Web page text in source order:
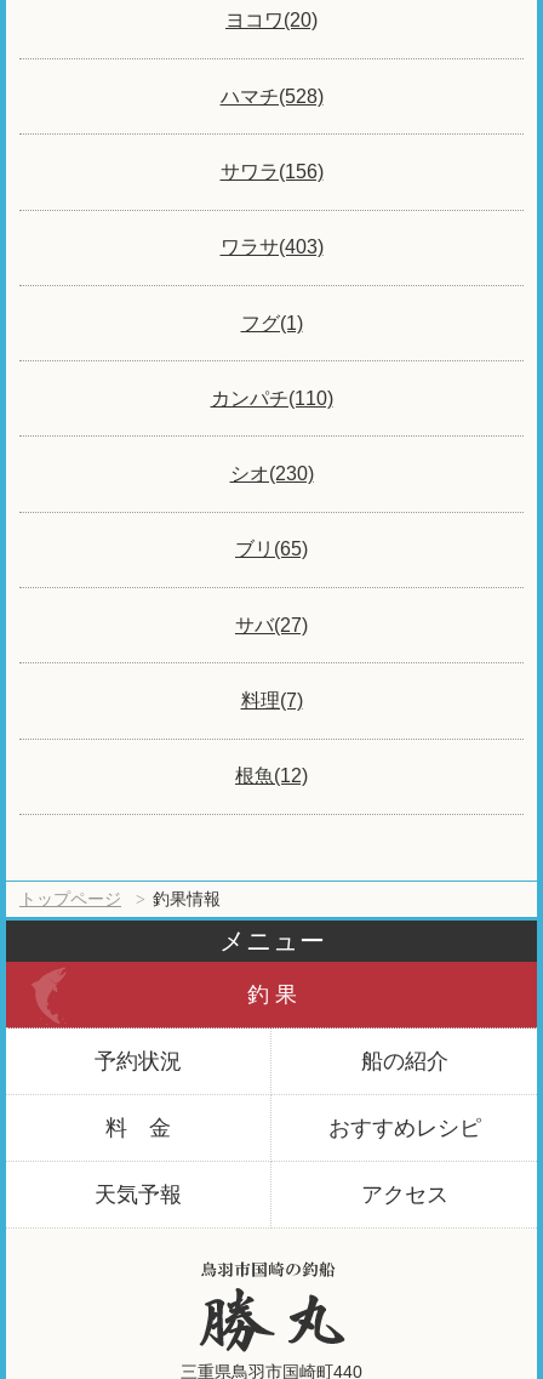
ヨコワ(20)
ハマチ(528)
サワラ(156)
ワラサ(403)
フグ(1)
カンパチ(110)
シオ(230)
ブリ(65)
サバ(27)
料理(7)
根魚(12)
トップページ 釣果情報
メニュー
釣 果
予約状況 船の紹介
料 金 おすすめレシピ
天気予報 アクセス
三重県鳥羽市国崎町440